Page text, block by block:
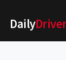
DailyDriver